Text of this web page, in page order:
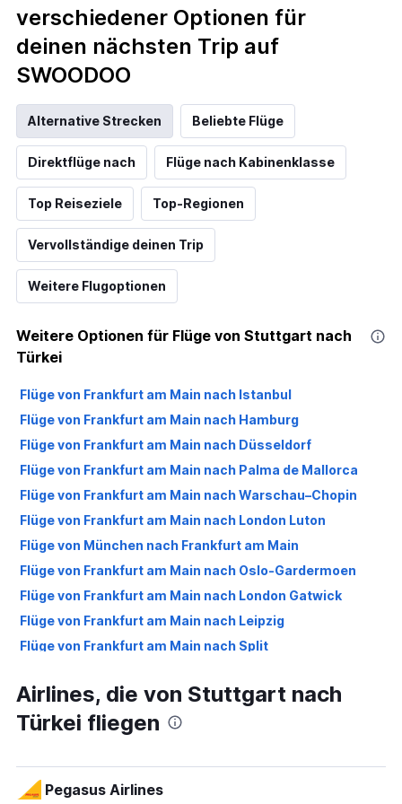
verschiedener Optionen für
deinen nächsten Trip auf
SWOODOO
Alternative Strecken Beliebte Flüge
Direktflüge nach Flüge nach Kabinenklasse
Top Reiseziele Top-Regionen
Vervollständige deinen Trip
Weitere Flugoptionen
Weitere Optionen für Flüge von Stuttgart nach
Türkei
Flüge von Frankfurt am Main nach Istanbul
Flüge von Frankfurt am Main nach Hamburg
Flüge von Frankfurt am Main nach Düsseldorf
Flüge von Frankfurt am Main nach Palma de Mallorca
Flüge von Frankfurt am Main nach Warschau–Chopin
Flüge von Frankfurt am Main nach London Luton
Flüge von München nach Frankfurt am Main
Flüge von Frankfurt am Main nach Oslo-Gardermoen
Flüge von Frankfurt am Main nach London Gatwick
Flüge von Frankfurt am Main nach Leipzig
Flüge von Frankfurt am Main nach Split
Flüge von Frankfurt am Main nach Málaga
Flüge von Frankfurt am Main nach Zürich
Flüge von Frankfurt am Main nach London-Heathrow
Flüge von Frankfurt am Main nach Krakau
Airlines, die von Stuttgart nach
Türkei fliegen
Pegasus Airlines